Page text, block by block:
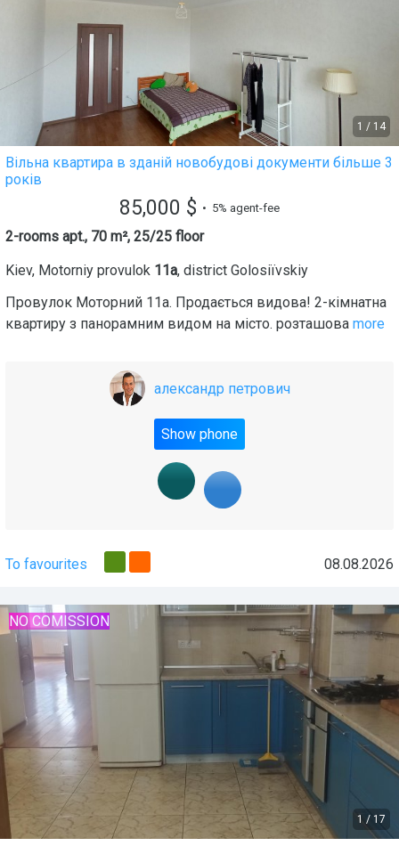
1 / 14
Вільна квартира в зданій новобудові документи більше 3
років
85,000 $ • 5% agent-fee
2-rooms apt., 70 m², 25/25 floor
Kiev, Motorniy provulok 11а, district Golosіїvskiy
Провулок Моторний 11а. Продається видова! 2-кімнатна
квартиру з панорамним видом на місто. розташова more
александр петрович
Show phone
To favourites 08.08.2026
1 / 17
NO COMISSION